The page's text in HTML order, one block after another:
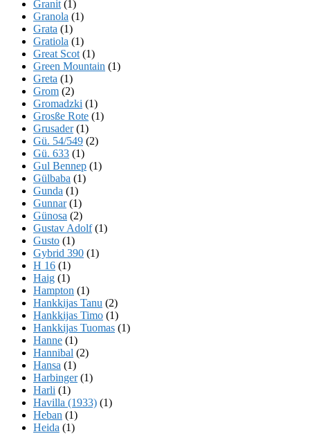
Granit (1)
Granola (1)
Grata (1)
Gratiola (1)
Great Scot (1)
Green Mountain (1)
Greta (1)
Grom (2)
Gromadzki (1)
Grosße Rote (1)
Grusader(1)
Gü. 54/549 (2)
Gü. 633 (1)
Gul Bennep (1)
Gülbaba (1)
Gunda (1)
Gunnar(1)
Günosa (2)
Gustav Adolf(1)
Gusto (1)
Gybrid 390 (1)
H 16 (1)
Haig (1)
Hampton (1)
Hankkijas Tanu (2)
Hankkijas Timo (1)
Hankkijas Tuomas (1)
Hanne (1)
Hannibal (2)
Hansa (1)
Harbinger(1)
Harli (1)
Havilla (1933) (1)
Heban (1)
Heida (1)